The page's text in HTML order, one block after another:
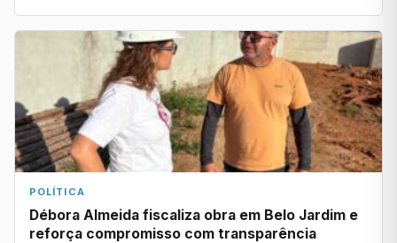
POLÍTICA
Débora Almeida fiscaliza obra em Belo Jardim e
reforça compromisso com transparência